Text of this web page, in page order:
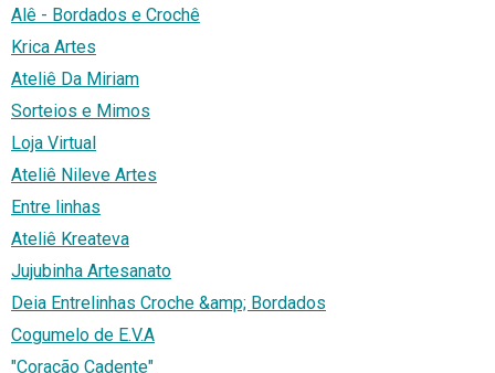
Alê - Bordados e Crochê
Krica Artes
Ateliê Da Miriam
Sorteios e Mimos
Loja Virtual
Ateliê Nileve Artes
Entre linhas
Ateliê Kreateva
Jujubinha Artesanato
Deia Entrelinhas Croche &amp; Bordados
Cogumelo de E.V.A
"Coração Cadente"